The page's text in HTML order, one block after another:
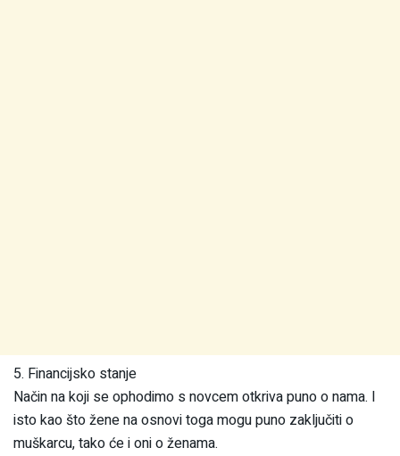
5. Financijsko stanje
Način na koji se ophodimo s novcem otkriva puno o nama. I
isto kao što žene na osnovi toga mogu puno zaključiti o
muškarcu, tako će i oni o ženama.